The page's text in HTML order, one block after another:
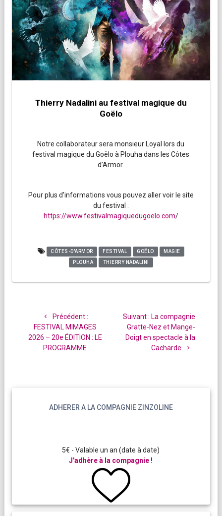
Thierry Nadalini au festival magique du
Goëlo
Notre collaborateur sera monsieur Loyal lors du
festival magique du Goëlo à Plouha dans les Côtes
d’Armor.
Pour plus d’informations vous pouvez aller voir le site
du festival :
https://www.festivalmagiquedugoelo.com/
CÔTES-D'ARMOR FESTIVAL GOËLO
MAGIE
PLOUHA
THIERRY NADALINI
l’article
Précédent :Article
précédent
:
FESTIVAL MIMAGES
2026 – 20e ÉDITION : LE
PROGRAMME
Suivant : Article
suivant
La compagnie
Gratte-Nez et Mange-
Doigt en spectacle à la
Cacharde
ADHERER A LA COMPAGNIE ZINZOLINE
5€ - Valable un an (date à date)
J'adhère à la compagnie !